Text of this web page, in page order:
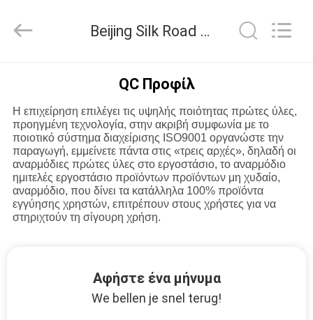
ΠΡΟΪΌΝΤΑ
ΠΕΡΊΠΟΥ
ΕΜΕΊΣ
ΠΟΙΟΤΙΚΌΣ
Management
Services
Beijing Silk Road Enterprise Management Services Co.,LTD Ποιοτικός έλεγχος
QC Προφίλ
Η επιχείρηση επιλέγει τις υψηλής ποιότητας πρώτες ύλες,
προηγμένη τεχνολογία, στην ακριβή συμφωνία με το
ποιοτικό σύστημα διαχείρισης ISO9001 οργανώστε την
παραγωγή, εμμείνετε πάντα στις «τρεις αρχές», δηλαδή οι
αναρμόδιες πρώτες ύλες στο εργοστάσιο, το αναρμόδιο
ημιτελές εργοστάσιο προϊόντων προϊόντων μη χυδαίο,
αναρμόδιο, που δίνει τα κατάλληλα 100% προϊόντα
εγγύησης χρηστών, επιτρέπουν στους χρήστες για να
στηριχτούν τη σίγουρη χρήση.
Αφήστε ένα μήνυμα
We bellen je snel terug!